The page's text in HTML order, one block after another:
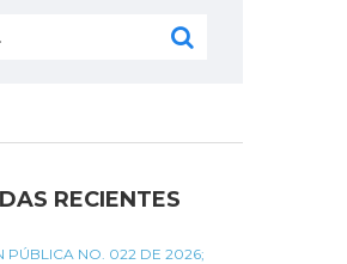
RECIENTES
PÚBLICA NO. 022 DE 2026;